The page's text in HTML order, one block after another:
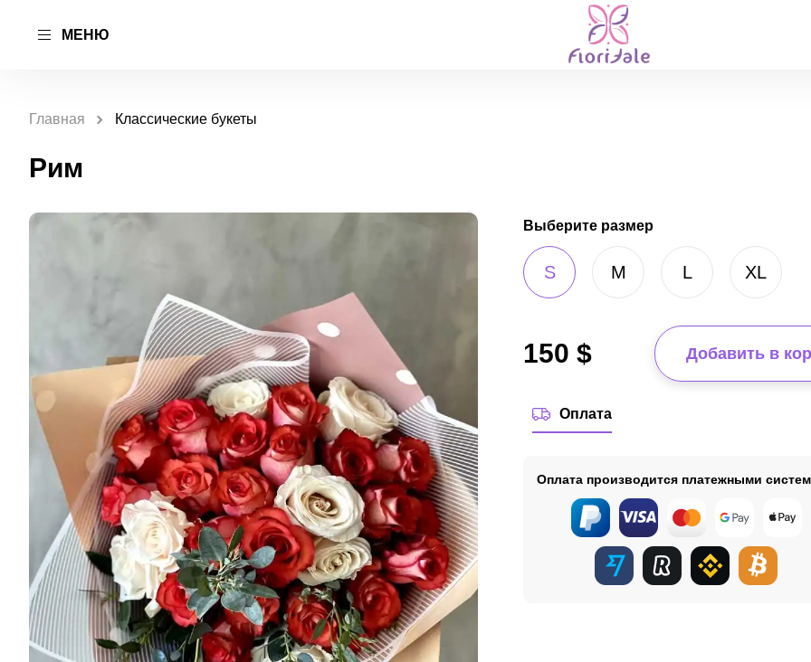
МЕНЮ
Главная Классические букеты
Рим
Выберите размер
S M L XL
150 $ Добавить в
Оплата
Оплата производится платежными